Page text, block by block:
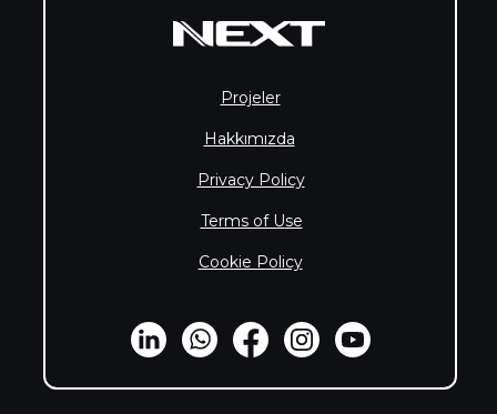
Projeler
Hakkımızda
Privacy Policy
Terms of Use
Cookie Policy